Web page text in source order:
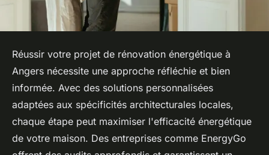
Réussir votre projet de rénovation énergétique à
Angers nécessite une approche réfléchie et bien
informée. Avec des solutions personnalisées
adaptées aux spécificités architecturales locales,
chaque étape peut maximiser l'efficacité énergétique
de votre maison. Des entreprises comme EnergyGo